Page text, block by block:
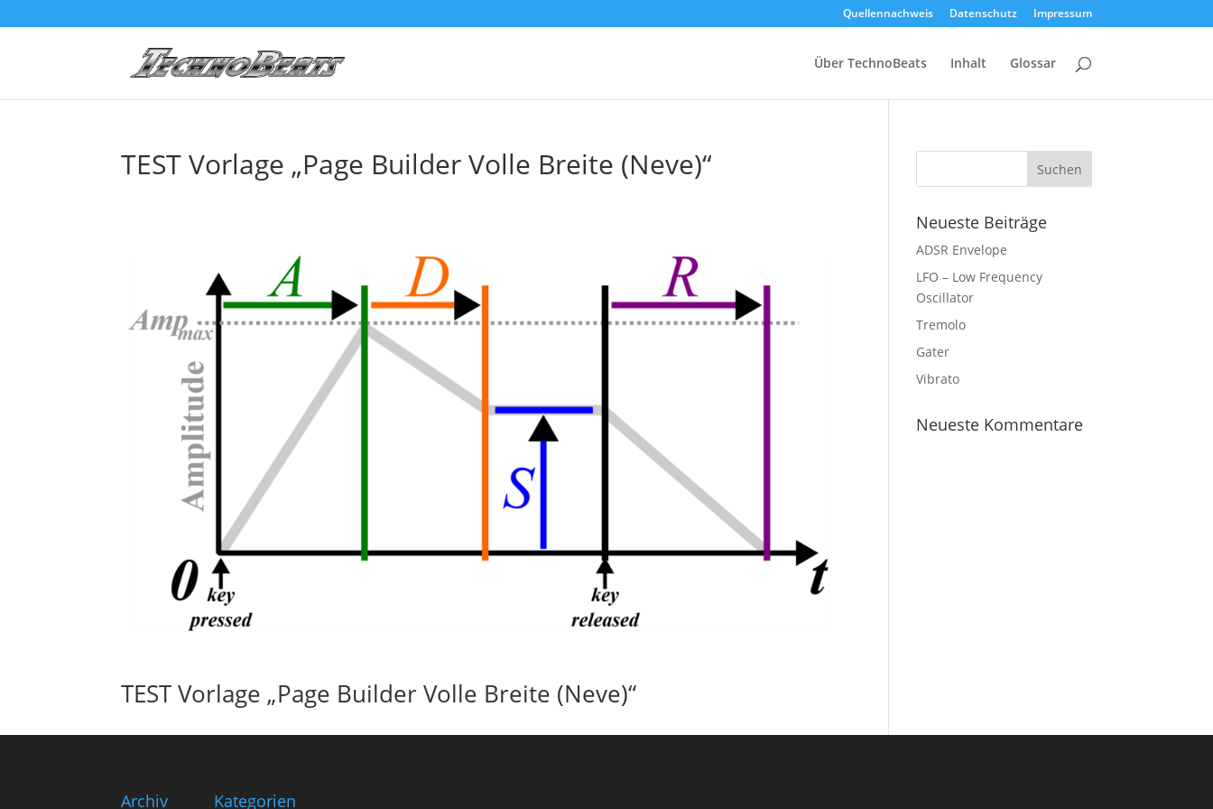
Quellennachweis Datenschutz Impressum
Über TechnoBeats Inhalt Glossar
TEST Vorlage „Page Builder Volle Breite (Neve)“
TEST Vorlage „Page Builder Volle Breite (Neve)“
Neueste Beiträge
ADSR Envelope
LFO – Low Frequency
Oscillator
Tremolo
Gater
Vibrato
Neueste Kommentare
Archiv Kategorien